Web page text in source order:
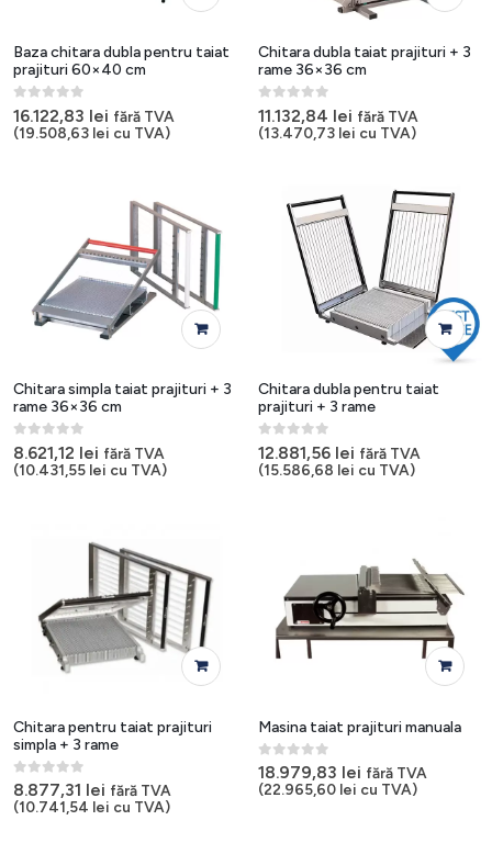
Baza chitara dubla pentru taiat
prajituri 60×40 cm
0out of 5
16.122,83 lei fără TVA
(19.508,63 lei cu TVA)
Chitara dubla taiat prajituri + 3
rame 36×36 cm
0out of 5
11.132,84 lei fără TVA
(13.470,73 lei cu TVA)
Chitara simpla taiat prajituri + 3
rame 36×36 cm
0out of 5
8.621,12 lei fără TVA
(10.431,55 lei cu TVA)
Chitara dubla pentru taiat
prajituri + 3 rame
0out of 5
12.881,56 lei fără TVA
(15.586,68 lei cu TVA)
Chitara pentru taiat prajituri
simpla + 3 rame
0out of 5
8.877,31 lei fără TVA
(10.741,54 lei cu TVA)
Masina taiat prajituri manuala
0out of 5
18.979,83 lei fără TVA
(22.965,60 lei cu TVA)